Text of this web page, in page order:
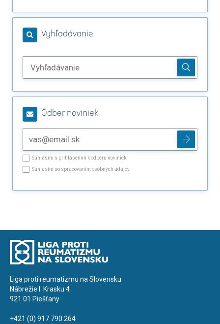
Vyhľadávanie
Odber noviniek
Súhlasím s prihlásením k odberu noviniek
Súhlasím so spracovaním osobných údajov
Liga proti reumatizmu na Slovensku
Nábrežie I. Krasku 4
921 01 Piešťany
+421 (0) 917 790 264